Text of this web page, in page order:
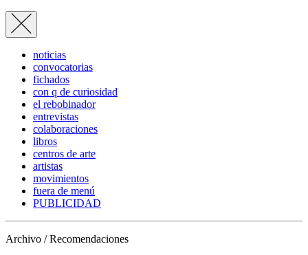
noticias
convocatorias
fichados
con q de curiosidad
el rebobinador
entrevistas
colaboraciones
libros
centros de arte
artistas
movimientos
fuera de menú
PUBLICIDAD
Archivo / Recomendaciones